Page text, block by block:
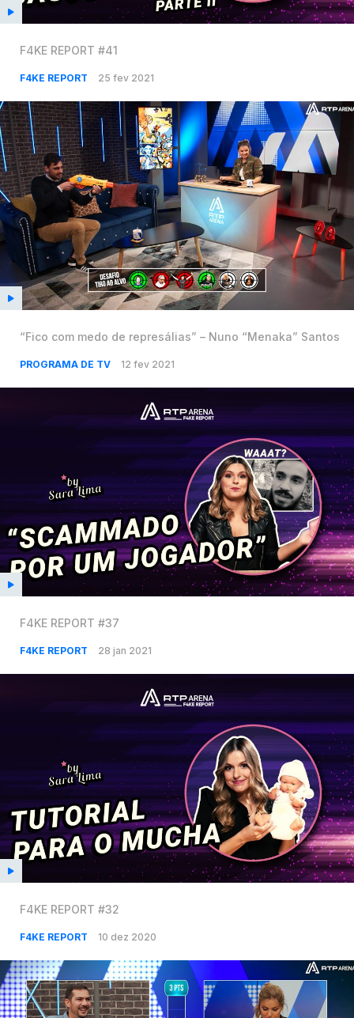
F4KE REPORT #41
F4KE REPORT 25 fev 2021
“Fico com medo de represálias” – Nuno “Menaka” Santos
PROGRAMA DE TV 12 fev 2021
F4KE REPORT #37
F4KE REPORT 28 jan 2021
F4KE REPORT #32
F4KE REPORT 10 dez 2020